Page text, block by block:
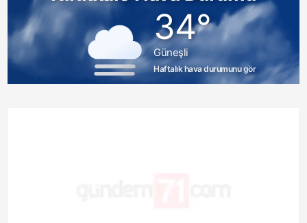
34°
Güneşli
Haftalık hava durumunu gör